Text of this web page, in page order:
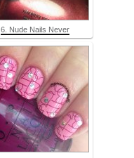
6. Nude Nails Never